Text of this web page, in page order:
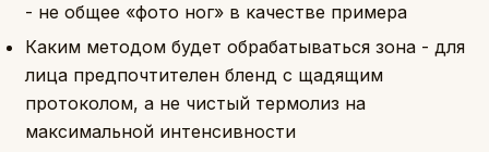
- не общее «фото ног» в качестве примера
Каким методом будет обрабатываться зона - для
лица предпочтителен бленд с щадящим
протоколом, а не чистый термолиз на
максимальной интенсивности